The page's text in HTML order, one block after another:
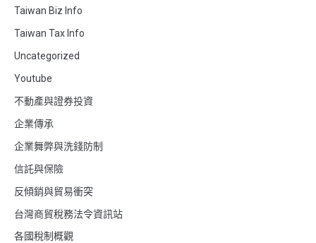
Taiwan Biz Info
Taiwan Tax Info
Uncategorized
Youtube
不動產與證券投資
企業傳承
企業舞弊與洗錢防制
信託與保險
反傾銷與貿易衝突
台灣商貿稅務法令資訊站
各國稅制概觀